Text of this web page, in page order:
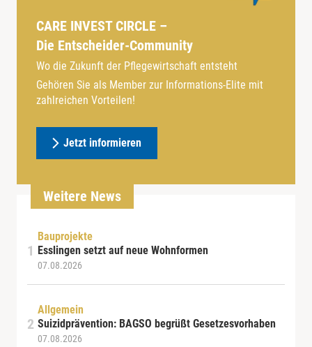
CARE INVEST CIRCLE –
Die Entscheider-Community
Wo die Zukunft der Pflegewirtschaft entsteht
Gehören Sie als Member zur Informations-Elite mit
zahlreichen Vorteilen!
Jetzt informieren
Weitere News
Bauprojekte
Esslingen setzt auf neue Wohnformen
07.08.2026
Allgemein
Suizidprävention: BAGSO begrüßt Gesetzesvorhaben
07.08.2026